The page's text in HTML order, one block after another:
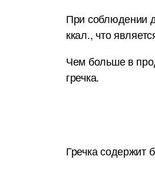
При соблюдении
ккал., что
Чем больше в
гречка.
Гречка содержит